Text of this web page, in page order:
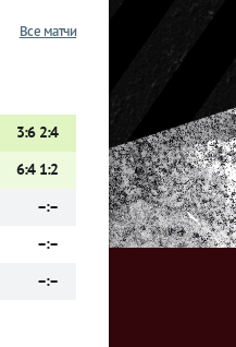
Все матчи
3:6 2:4
6:4 1:2
–:–
–:–
–:–